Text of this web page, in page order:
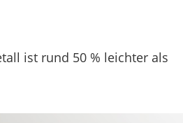
ist rund 50 % leichter als